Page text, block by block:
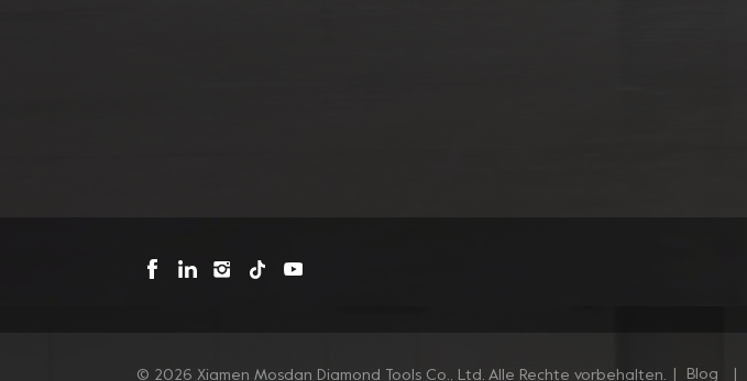
Eckkanten
© 2026 Xiamen Mosdan Diamond Tools Co., Ltd. Alle Rechte vorbehalten. Blog